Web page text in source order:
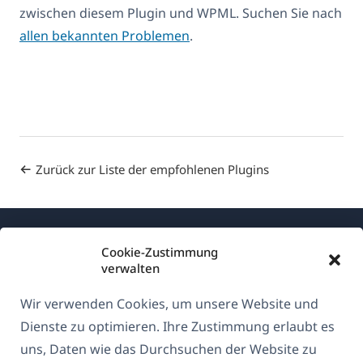
Cookie-Zustimmung
verwalten
Wir verwenden Cookies, um unsere Website und
Dienste zu optimieren. Ihre Zustimmung erlaubt es
uns, Daten wie das Durchsuchen der Website zu
zwischen diesem Plugin und WPML. Suchen Sie nach
allen bekannten Problemen.
Zurück zur Liste der empfohlenen Plugins
Über WPML
DSGVO & Datenschutzrichtlinie